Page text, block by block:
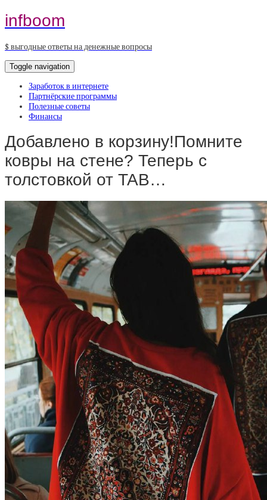
infboom
$ выгодные ответы на денежные вопросы
Toggle navigation
Заработок в интернете
Партнёрские программы
Полезные советы
Финансы
Добавлено в корзину!Помните
ковры на стене? Теперь с
толстовкой от TAB…